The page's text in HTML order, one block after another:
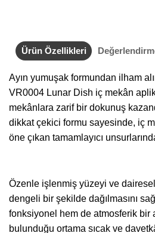
Ürün Özellikleri
Ayın yumuşak formundan ilham
VR0004 Lunar Dish iç mekân
mekânlara zarif bir dokunuş
dikkat çekici formu sayesinde, iç
öne çıkan tamamlayıcı
Özenle işlenmiş yüzeyi ve dairesel
dengeli bir şekilde dağılmasını
fonksiyonel hem de atmosferik bir
bulunduğu ortama sıcak ve